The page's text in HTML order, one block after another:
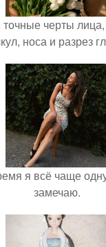
черты
носа и разрез
я всё чаще
замечаю.